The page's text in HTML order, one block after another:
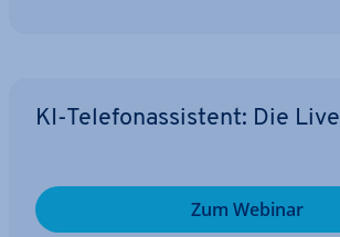
KI-Te­le­fon­as­sis­tent: Die
Zum Webinar